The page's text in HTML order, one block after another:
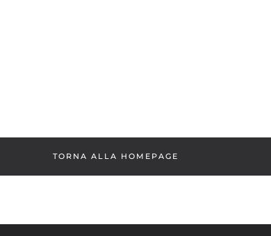
TORNA ALLA HOMEPAGE